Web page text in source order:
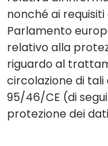
nonché ai
Parlamento
relativo alla
riguardo al
circolazione di
95/46/CE (di
protezione dei